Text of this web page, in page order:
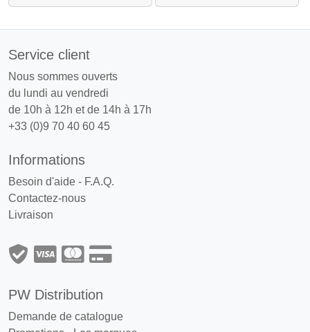
Service client
Nous sommes ouverts
du lundi au vendredi
de 10h à 12h et de 14h à 17h
+33 (0)9 70 40 60 45
Informations
Besoin d'aide - F.A.Q.
Contactez-nous
Livraison
PW Distribution
Demande de catalogue